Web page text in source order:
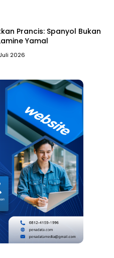
Prancis: Spanyol Bukan
Yamal
2026